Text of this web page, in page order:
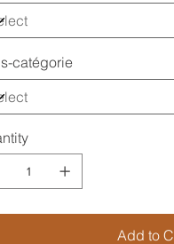
catégorie
Add to